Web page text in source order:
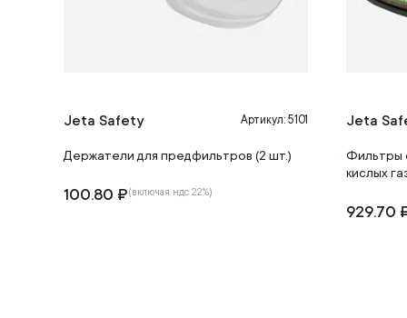
Jeta Safety Артикул: 5101
Держатели для предфильтров (2 шт.)
100.80 ₽(включая ндс 22%)
Jeta
Фильтры
кислых
929.70